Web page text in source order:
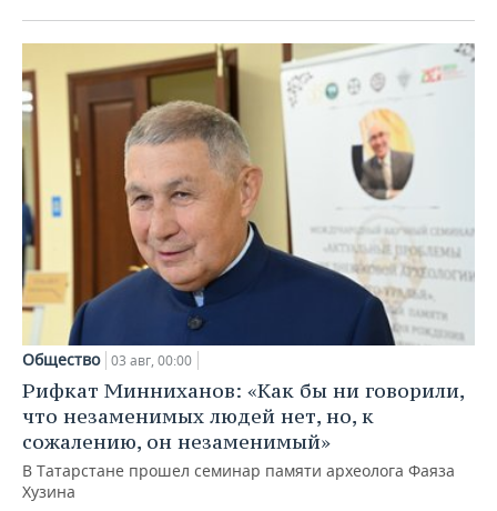
Общество 03 авг, 00:00
Рифкат Минниханов: «Как бы ни говорили,
что незаменимых людей нет, но, к
сожалению, он незаменимый»
В Татарстане прошел семинар памяти археолога Фаяза
Хузина